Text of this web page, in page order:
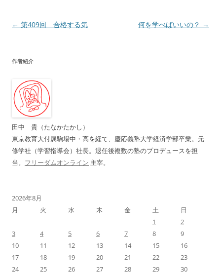
投
ビ
ー
シ
ョ
ン
← 第409回 合格する気 何を学べばいいの？ →
作者紹介
田中 貴（たなかたかし）
東京教育大付属駒場中・高を経て、慶応義塾大学経済学部卒業。元
修学社（学習指導会）社長。退任後複数の塾のプロデュースを担
当。 フリーダムオンライン 主宰。
2026年8月
月
火 水 木 金 土
日
1
2
3
4 5 6 7 8
9
10
11 12 13 14 15
16
17
18 19 20 21 22
23
24
25 26 27 28 29
30